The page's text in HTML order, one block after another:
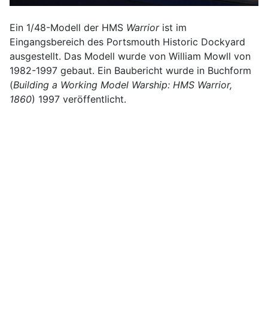
Ein 1/48-Modell der HMS Warriorist im
Eingangsbereich des Portsmouth Historic Dockyard
ausgestellt. Das Modell wurde von William Mowll von
1982-1997 gebaut. Ein Baubericht wurde in Buchform
(Building a Working Model Warship: HMS Warrior,
1860) 1997 veröffentlicht.